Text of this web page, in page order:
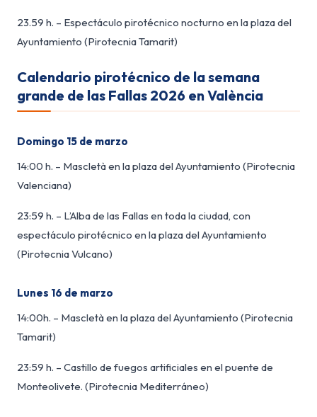
23.59 h. – Espectáculo pirotécnico nocturno en la plaza del
Ayuntamiento (Pirotecnia Tamarit)
Calendario pirotécnico de la semana
grande de las Fallas 2026 en València
Domingo 15 de marzo
14:00 h. – Mascletà en la plaza del Ayuntamiento (Pirotecnia
Valenciana)
23:59 h. – L’Alba de las Fallas en toda la ciudad, con
espectáculo pirotécnico en la plaza del Ayuntamiento
(Pirotecnia Vulcano)
Lunes 16 de marzo
14:00h. – Mascletà en la plaza del Ayuntamiento (Pirotecnia
Tamarit)
23:59 h. – Castillo de fuegos artificiales en el puente de
Monteolivete. (Pirotecnia Mediterráneo)